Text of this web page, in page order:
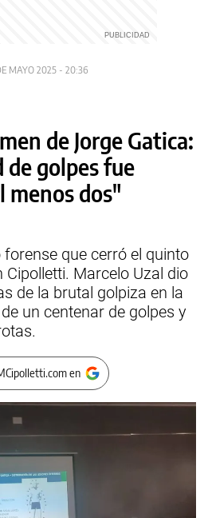
MAYO 2025 - 20:36
de Jorge Gatica:
de golpes fue
menos dos"
que cerró el quinto
Cipolletti. Marcelo Uzal dio
de la brutal golpiza en la
un centenar de golpes y
en